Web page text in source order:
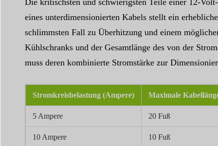
eines unterdimensionierten Kabels stellt ein
schlimmsten Fall zu Überhitzung und einem
Kühlschranks und der Gesamtlänge des von der
muss deren kombinierte Stromstärke zur
Stromkreisbelastung (Ampere) Maximale
5 Ampere 20 Fuß
10 Ampere 10 Fuß